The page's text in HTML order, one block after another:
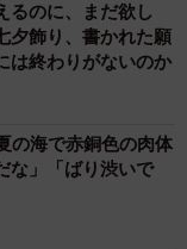
るのに、まだ欲し
夕飾り、書かれた願
終わりがないのか
の海で赤銅色の肉体
」「ばり渋いで